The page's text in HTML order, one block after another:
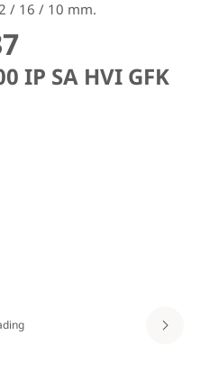
/ 16 / 10 mm.
IP SA HVI GFK